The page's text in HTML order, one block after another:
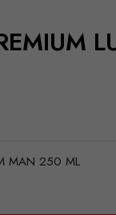
MAN 250 ML